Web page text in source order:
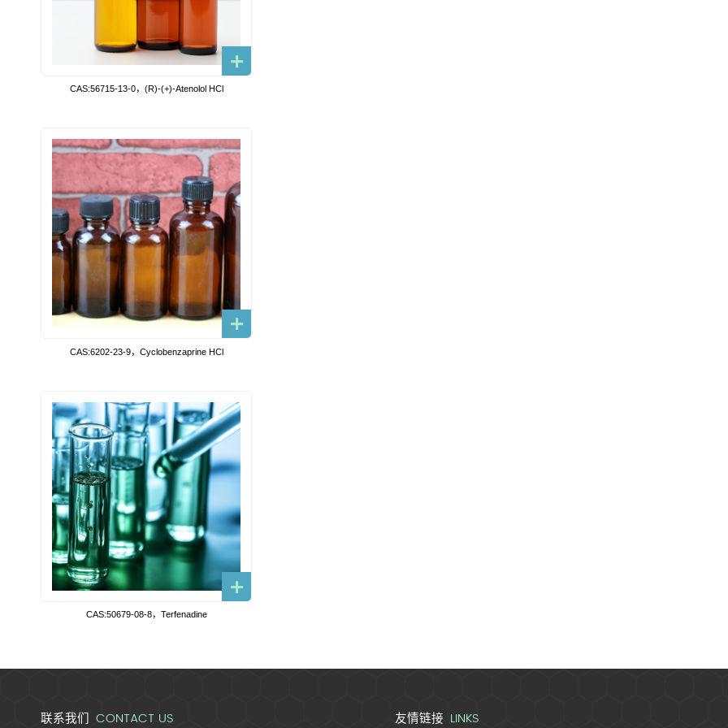
CAS:56715-13-0，(R)-(+)-Atenolol HCl
CAS:6202-23-9，Cyclobenzaprine HCl
CAS:50679-08-8，Terfenadine
联系我们 CONTACT US 友情链接 LINKS